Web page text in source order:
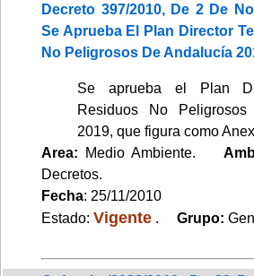
Decreto 397/2010, De 2 De
Se Aprueba El Plan Director
No Peligrosos De Andalucía
Se aprueba el Plan
Residuos No
2019, que figura como
Area: Medio Ambiente.
Decretos.
Fecha: 25/11/2010
Estado: Vigente . Grupo: